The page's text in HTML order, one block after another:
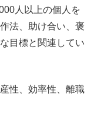
人以上の個人を
法、助け合い、褒
目標と関連してい
性、効率性、離職